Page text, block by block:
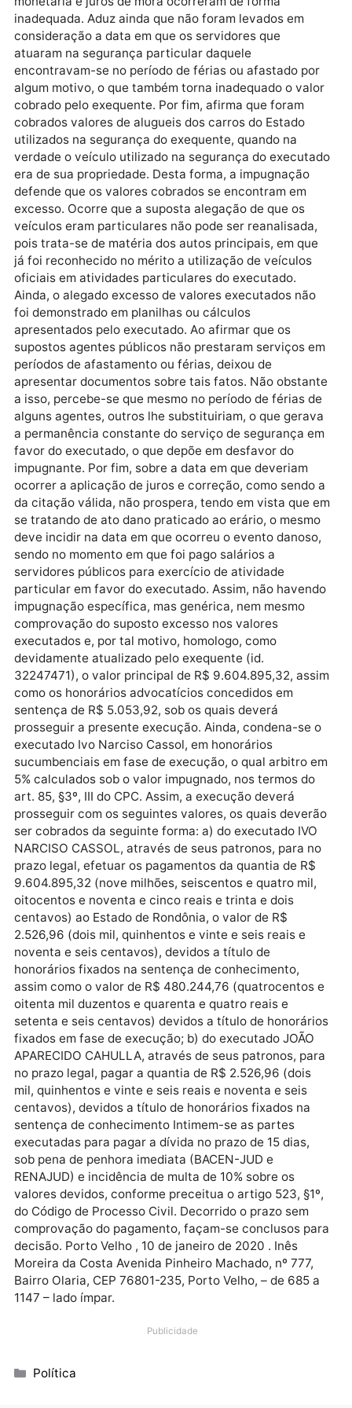
– RONDÔNIA, JOAO APARECIDO CAHULLA,
CONDOMÍNIO SAN RAFAEL 49, RUA MARTINICA 320
COSTA E SILVA – 76803-902 – PORTO VELHO –
RONDÔNIA ADVOGADOS DOS EXECUTADOS:
ERNANDES VIANA DE OLIVEIRA OAB nº RO1357,
MARCUS VINICIUS DE OLIVEIRA CAHULLA OAB nº
RO4117, TIAGO FAGUNDES BRITO OAB nº RO4239,
THIAGO FERNANDES BECKER OAB nº RO6839
Intimado a impugnar o cumprimento de sentença, o
executado afirmou que haveria inconsistência nos
cálculos apresentados pelo exequente, sob
que a data de início da aplicação de correção
monetária e juros de mora ocorreram de forma
inadequada. Aduz ainda que não foram levados em
consideração a data em que os servidores que
atuaram na segurança particular daquele
encontravam-se no período de férias ou afastado
algum motivo, o que também torna inadequado o
cobrado pelo exequente. Por fim, afirma que foram
cobrados valores de alugueis dos carros do Estado
utilizados na segurança do exequente, quando na
verdade o veículo utilizado na segurança do
era de sua propriedade. Desta forma, a impugnação
defende que os valores cobrados se encontram em
excesso. Ocorre que a suposta alegação de que os
veículos eram particulares não pode ser reanalisada,
pois trata-se de matéria dos autos principais, em
já foi reconhecido no mérito a utilização de veículos
oficiais em atividades particulares do executado.
Ainda, o alegado excesso de valores executados não
foi demonstrado em planilhas ou cálculos
apresentados pelo executado. Ao afirmar que os
supostos agentes públicos não prestaram serviços
períodos de afastamento ou férias, deixou de
apresentar documentos sobre tais fatos. Não
a isso, percebe-se que mesmo no período de férias
alguns agentes, outros lhe substituiriam, o que
a permanência constante do serviço de segurança
favor do executado, o que depõe em desfavor do
impugnante. Por fim, sobre a data em que deveriam
ocorrer a aplicação de juros e correção, como
da citação válida, não prospera, tendo em vista que
se tratando de ato dano praticado ao erário, o
deve incidir na data em que ocorreu o evento
sendo no momento em que foi pago salários a
servidores públicos para exercício de atividade
particular em favor do executado. Assim, não
impugnação específica, mas genérica, nem mesmo
comprovação do suposto excesso nos valores
executados e, por tal motivo, homologo, como
devidamente atualizado pelo exequente (id.
32247471), o valor principal de R$ 9.604.895,32,
como os honorários advocatícios concedidos em
sentença de R$ 5.053,92, sob os quais deverá
prosseguir a presente execução. Ainda, condena-se
executado Ivo Narciso Cassol, em honorários
sucumbenciais em fase de execução, o qual arbitro
5% calculados sob o valor impugnado, nos termos do
art. 85, §3º, III do CPC. Assim, a execução deverá
prosseguir com os seguintes valores, os quais
ser cobrados da seguinte forma: a) do executado IVO
NARCISO CASSOL, através de seus patronos, para
prazo legal, efetuar os pagamentos da quantia de R$
9.604.895,32 (nove milhões, seiscentos e quatro mil,
oitocentos e noventa e cinco reais e trinta e dois
centavos) ao Estado de Rondônia, o valor de R$
2.526,96 (dois mil, quinhentos e vinte e seis reais e
noventa e seis centavos), devidos a título de
assim como o valor de R$ 480.244,76 (quatrocentos
setenta e seis centavos) devidos a título de